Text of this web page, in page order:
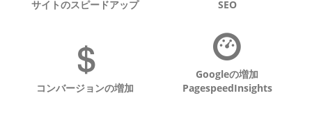
サイトのスピードアップ
SEO
コンバージョンの増加
Googleの増加
PagespeedInsights